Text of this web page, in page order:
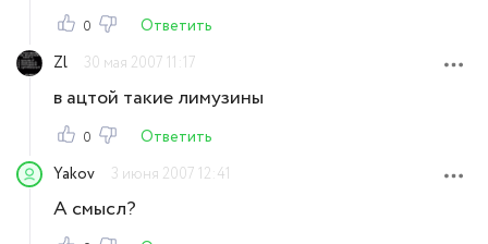
0
Ответить
Zl
30 мая 2007 11:17
в ацтой такие лимузины
0
Ответить
Yakov
3 июня 2007 12:41
А смысл?